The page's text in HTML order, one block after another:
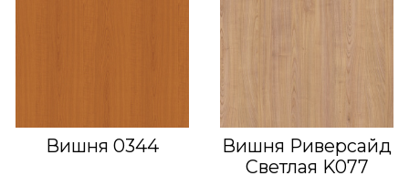
Вишня 0344
Вишня Риверсайд
Светлая K077